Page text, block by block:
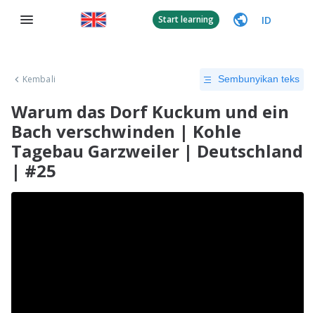
Start learning ID
Kembali Sembunyikan teks
Warum das Dorf Kuckum und ein
Bach verschwinden | Kohle
Tagebau Garzweiler | Deutschland
| #25